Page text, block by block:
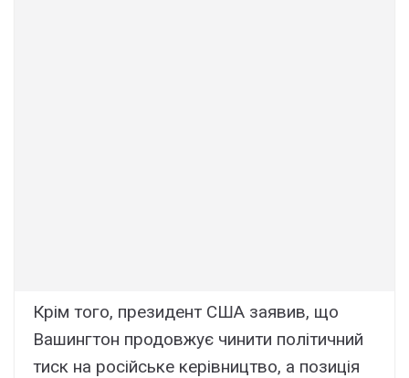
Крім того, президент США заявив, що
Вашингтон продовжує чинити політичний
тиск на російське керівництво, а позиція